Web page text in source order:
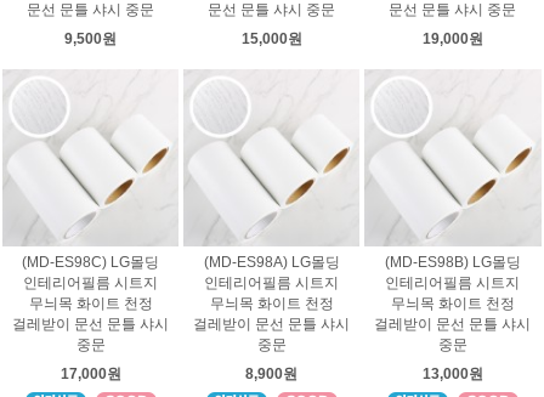
문선 문틀 샤시 중문
9,500원
문선 문틀 샤시 중문
15,000원
문선 문틀 샤시 중문
19,000원
(MD-ES98C) LG몰딩
인테리어필름 시트지
무늬목 화이트 천정
걸레받이 문선 문틀 샤시
중문
17,000원
(MD-ES98A) LG몰딩
인테리어필름 시트지
무늬목 화이트 천정
걸레받이 문선 문틀 샤시
중문
8,900원
(MD-ES98B) LG몰딩
인테리어필름 시트지
무늬목 화이트 천정
걸레받이 문선 문틀 샤시
중문
13,000원